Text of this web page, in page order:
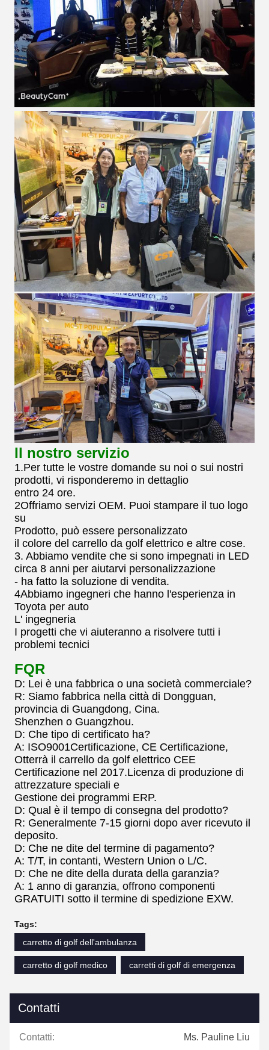
Il nostro servizio
1.Per tutte le vostre domande su noi o sui nostri
prodotti, vi risponderemo in dettaglio
entro 24 ore.
2Offriamo servizi OEM. Puoi stampare il tuo logo
su
Prodotto, può essere personalizzato
il colore del carrello da golf elettrico e altre cose.
3. Abbiamo vendite che si sono impegnati in LED
circa 8 anni per aiutarvi personalizzazione
- ha fatto la soluzione di vendita.
4Abbiamo ingegneri che hanno l'esperienza in
Toyota per auto
L' ingegneria
I progetti che vi aiuteranno a risolvere tutti i
problemi tecnici
FQR
D: Lei è una fabbrica o una società commerciale?
R: Siamo fabbrica nella città di Dongguan,
provincia di Guangdong, Cina.
Shenzhen o Guangzhou.
D: Che tipo di certificato ha?
A: ISO9001Certificazione, CE Certificazione,
Otterrà il carrello da golf elettrico CEE
Certificazione nel 2017.Licenza di produzione di
attrezzature speciali e
Gestione dei programmi ERP.
D: Qual è il tempo di consegna del prodotto?
R: Generalmente 7-15 giorni dopo aver ricevuto il
deposito.
D: Che ne dite del termine di pagamento?
A: T/T, in contanti, Western Union o L/C.
D: Che ne dite della durata della garanzia?
A: 1 anno di garanzia, offrono componenti
GRATUITI sotto il termine di spedizione EXW.
Tags:
carretto di golf dell'ambulanza
carretto di golf medico carretti di golf di emergenza
Contatti
Contatti: Ms. Pauline Liu